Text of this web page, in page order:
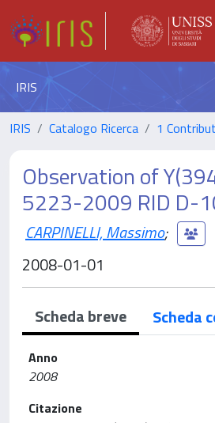
IRIS
IRIS Catalogo Ricerca 1
Observation of
5223-2009 RID D-
CARPINELLI, Massimo;
2008-01-01
Scheda breve Scheda
Anno
2008
Citazione